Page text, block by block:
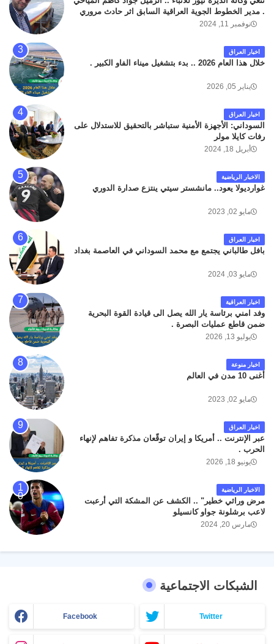
. مدير الخطوط الجوية العراقية السابق اثر حادث مروري
داخل مطار البصرة الدولي اليوم الاثنين على الطريق
كان سبب الحادث يعود لتصادم عجلته مع عجلة نوع كيا بنكو
تابعة لشركة الهلال الماسكة لإعمار مطار البصرة الدولي .
سائلين الله عز وجل ان يتغمد الفقيد بواسع رحمته ، و انا
نوفمبر 11, 2024
اخبار العراق
خلال هذا العام 2026 .. بدء بتشغيل ميناء الفاو الكبير .
يناير 05, 2026
اخبار العراق
السوداني: الأجهزة الأمنية ستباشر بالتحقيق للاستدلال على
رفات كايلا مولر
أبريل 18, 2024
الاخبار الرياضية
غوارديولا يعود.. مانشستر سيتي ينتزع صدارة الدوري
مايو 02, 2023
اخبار العراق
بافل طالباني يجتمع مع محمد السوداني في العاصمة بغداد
مايو 03, 2024
اخبار العراقية
وفد امني برئاسة يار الله يصل الى قيادة القوة البحرية
ضمن قاطع عمليات البصرة .
يوليو 13, 2026
اخبار منوعة
أغنى 10 مدن في العالم
مايو 02, 2023
اخبار العراق
عبر الإنترنت .. أمريكا و إيران توقّعان مذكرة تفاهم لإنهاء
الحرب .
يونيو 18, 2026
الاخبار الرياضية
مرض وراثي خطير" .. الكشف عن المشكة التي أرعبت
لاعب برشلونة جواو كانسيلو
مارس 20, 2024
الشبكات الاجتماعية
Facebook Twitter